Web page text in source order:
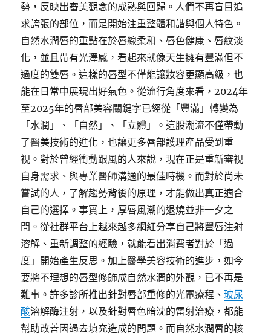
勢，反映出審美觀念的成熟與回歸。人們不再盲目追
求誇張的部位，而是開始注重整體和諧與個人特色。
自然水潤唇的重點在於唇線柔和、唇色健康、唇紋淡
化，並且帶有光澤感，看起來就像天生擁有豐滿但不
過度的雙唇。這樣的唇型不僅能讓妝容更顯高級，也
能在日常中展現出好氣色。從流行角度來看，2024年
至2025年的唇部美容關鍵字已經從「豐滿」轉變為
「水潤」、「自然」、「立體」。這股潮流不僅帶動
了醫美技術的進化，也讓更多唇部護理產品受到重
視。對於曾經衝動跟風的人來說，現在正是重新審視
自身需求、與專業醫師溝通的最佳時機。而對於尚未
嘗試的人，了解趨勢背後的原理，才能做出真正適合
自己的選擇。事實上，厚唇風潮的退燒並非一夕之
間。從社群平台上越來越多網紅分享自己將豐唇注射
溶解、重新調整的經驗，就能看出消費者對於「過
度」開始產生反思。加上醫學美容技術的進步，如今
要將不理想的唇型修飾成自然水潤的外觀，已不再是
難事。許多診所推出針對唇部重修的光電療程、玻尿
酸溶解酶注射，以及針對唇色暗沈的雷射治療，都能
幫助改善因過去填充造成的問題。而自然水潤唇的核